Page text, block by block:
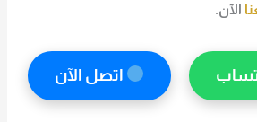
الآن.
اتصل الآن